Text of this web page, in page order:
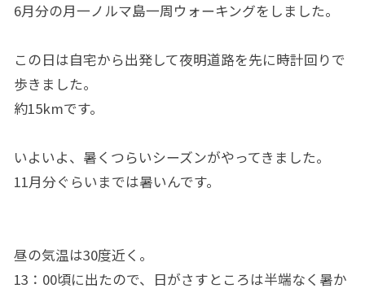
6月分の月一ノルマ島一周ウォーキングをしました。
この日は自宅から出発して夜明道路を先に時計回りで
歩きました。
約15kmです。
いよいよ、暑くつらいシーズンがやってきました。
11月分ぐらいまでは暑いんです。
昼の気温は30度近く。
13：00頃に出たので、日がさすところは半端なく暑か